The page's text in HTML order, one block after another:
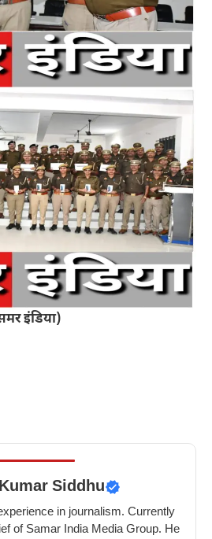
इंडिया)
Siddhu
in journalism. Currently
of Samar India Media Group. He